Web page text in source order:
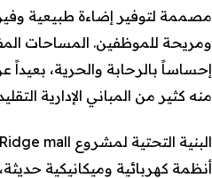
مصممة لتوفير إضاءة طبيعية
ومريحة للموظفين. المساحات
إحساساً بالرحابة والحرية، بعيداً
منه كثير من المباني الإدارية
أنظمة كهربائية وميكانيكية